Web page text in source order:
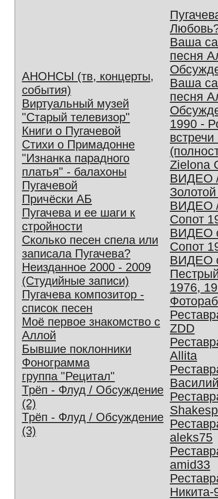
АНОНСЫ (тв, концерты,
события)
Виртуальный музей
"Старый телевизор"
Книги о Пугачевой
Стихи о Примадонне
"Изнанка парадного
платья" - балахоны
Пугачевой
Причёски АБ
Пугачева и ее шаги к
стройности
Сколько песен спела или
записала Пугачева?
Неизданное 2000 - 2009
(Студийные записи)
Пугачева композитор -
список песен
Моё первое знакомство с
Аллой
Бывшие поклонники
Фонограмма
группа "Рецитал"
Трёп - Флуд / Обсуждение
(2)
Трёп - Флуд / Обсуждение
(3)
Ваша
песня
Ваша
песня
1990 -
Zielona
ВИДЕО
ВИДЕО
Сопот
ВИДЕО
Сопот
ВИДЕО
1976,
ZDD
Allita
aleks75
amid33
Никита-